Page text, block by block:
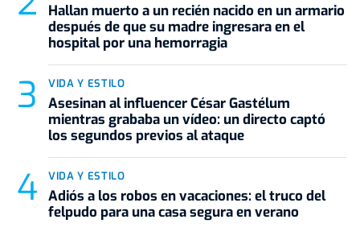
Hallan muerto a un recién nacido en un armario
después de que su madre ingresara en el
hospital por una hemorragia
VIDA Y ESTILO
Asesinan al influencer César Gastélum
mientras grababa un vídeo: un directo captó
los segundos previos al ataque
VIDA Y ESTILO
Adiós a los robos en vacaciones: el truco del
felpudo para una casa segura en verano